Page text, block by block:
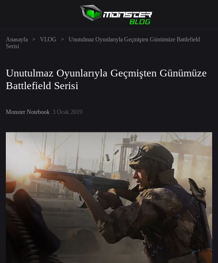
Anasayfa > VLOG > Unutulmaz Oyunlarıyla Geçmişten Günümüze Battlefield
Serisi
Unutulmaz Oyunlarıyla Geçmişten Günümüze
Battlefield Serisi
Monster Notebook 3 Ocak 2019